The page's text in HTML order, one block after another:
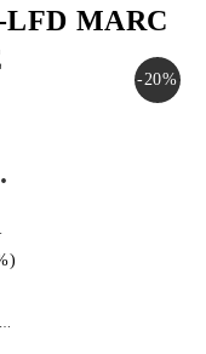
MARC
-20%
30113080-8554130267152268754